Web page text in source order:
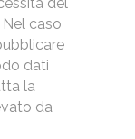
caso
dati
la
da